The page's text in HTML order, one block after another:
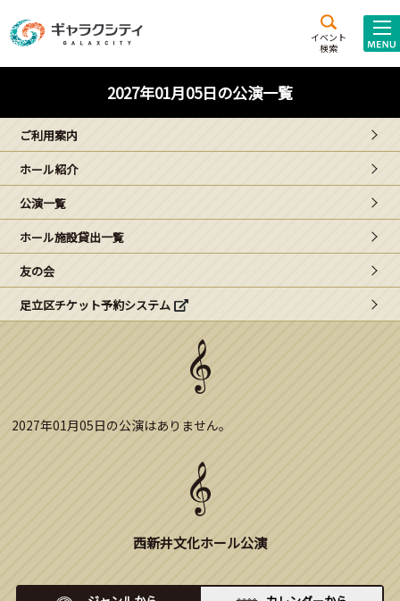
イベント
検索
施設案内
西新井
文化ホール
ギャラクシティとは
こどもみーてぃんぐ
Gがくえん
ブランドからのお知らせ
2027年01月05日の公演一覧
ご利用案内
ホール紹介
公演一覧
ホール施設貸出一覧
友の会
足立区チケット予約システム
2027年01月05日の公演はありません。
西新井文化ホール公演